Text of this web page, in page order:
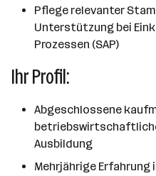
Pflege relevanter
Unterstützung bei
Prozessen (SAP)
Ihr Profil:
Abgeschlossene
Ausbildung
Mehrjährige